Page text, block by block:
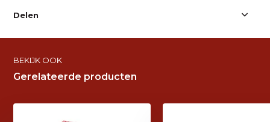
Delen
BEKIJK OOK
Gerelateerde producten